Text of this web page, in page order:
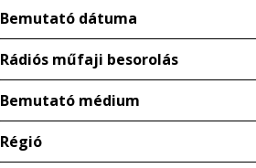
Bemutató dátuma
Rádiós műfaji besorolás
Bemutató médium
Régió